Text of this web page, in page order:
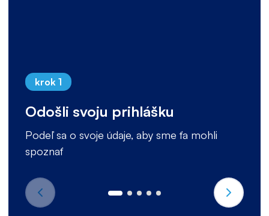
krok 1
Odošli svoju prihlášku
Podeľ sa o svoje údaje, aby sme ťa mohli
spoznať